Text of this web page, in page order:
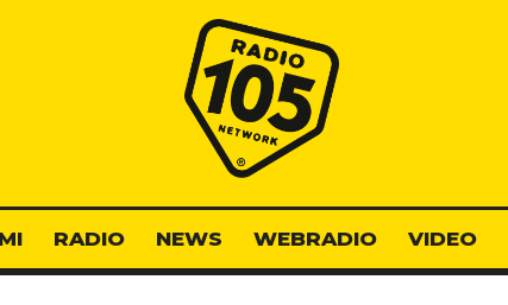
Radio 105
RADIO NEWS WEBRADIO VIDEO